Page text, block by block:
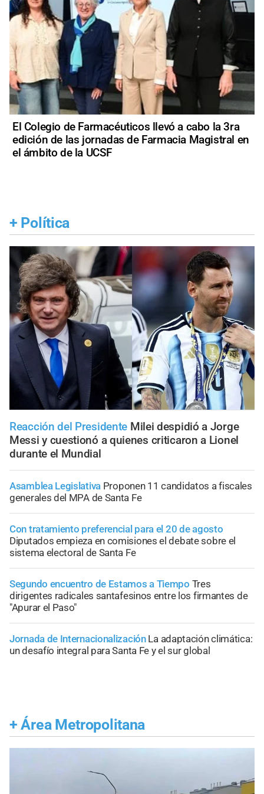
El Colegio de Farmacéuticos llevó a cabo la 3ra
edición de las jornadas de Farmacia Magistral en
el ámbito de la UCSF
+ Política
Reacción del Presidente Milei despidió a Jorge
Messi y cuestionó a quienes criticaron a Lionel
durante el Mundial
Asamblea Legislativa Proponen 11 candidatos a fiscales
generales del MPA de Santa Fe
Con tratamiento preferencial para el 20 de agosto
Diputados empieza en comisiones el debate sobre el
sistema electoral de Santa Fe
Segundo encuentro de Estamos a Tiempo Tres
dirigentes radicales santafesinos entre los firmantes de
"Apurar el Paso"
Jornada de Internacionalización La adaptación climática:
un desafío integral para Santa Fe y el sur global
+ Área Metropolitana